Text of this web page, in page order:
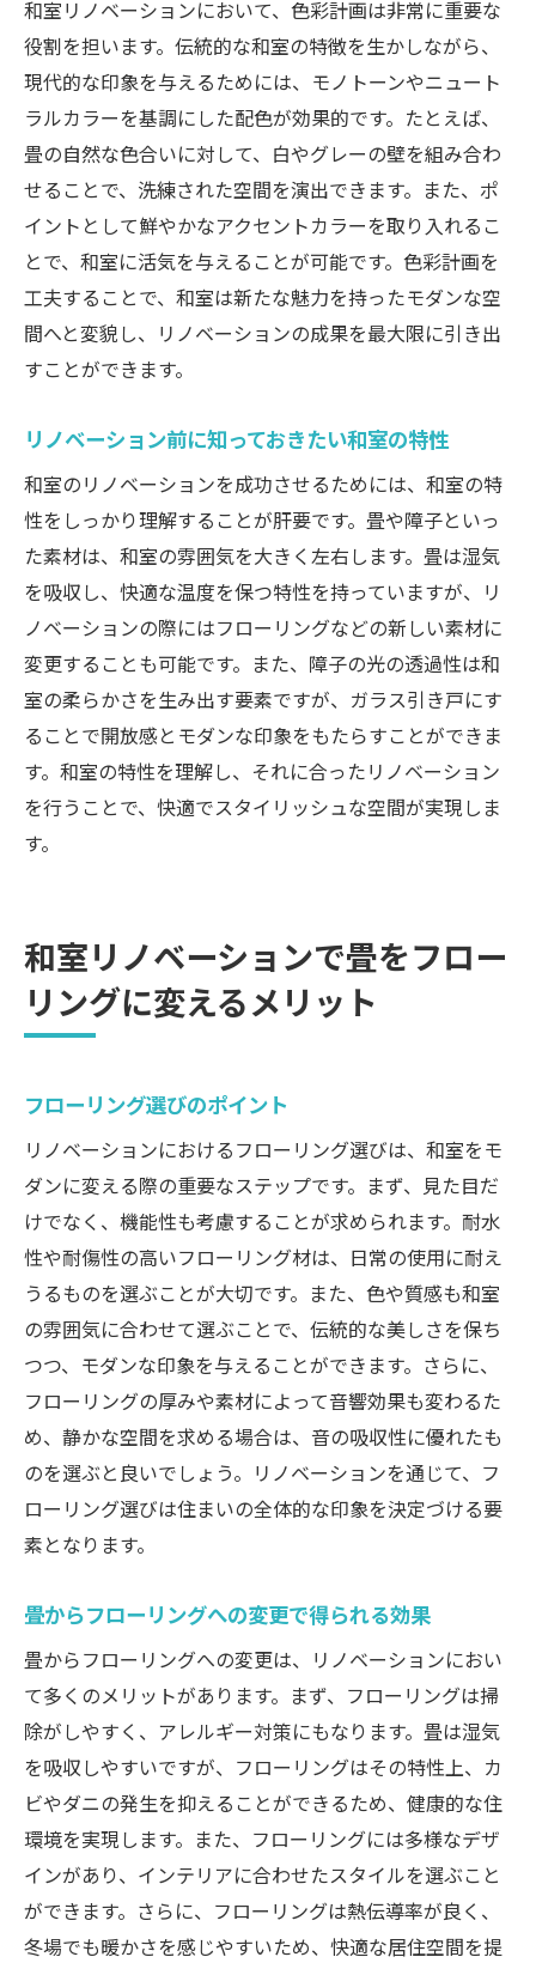
最新技術を駆使した和室の利便性
和室リノベーションの未来展望
和室リノベーションにおいて、色彩計画は非常に重要な
役割を担います。伝統的な和室の特徴を生かしながら、
現代的な印象を与えるためには、モノトーンやニュート
ラルカラーを基調にした配色が効果的です。たとえば、
畳の自然な色合いに対して、白やグレーの壁を組み合わ
せることで、洗練された空間を演出できます。また、ポ
イントとして鮮やかなアクセントカラーを取り入れるこ
とで、和室に活気を与えることが可能です。色彩計画を
工夫することで、和室は新たな魅力を持ったモダンな空
間へと変貌し、リノベーションの成果を最大限に引き出
すことができます。
リノベーション前に知っておきたい和室の特性
和室のリノベーションを成功させるためには、和室の特
性をしっかり理解することが肝要です。畳や障子といっ
た素材は、和室の雰囲気を大きく左右します。畳は湿気
を吸収し、快適な温度を保つ特性を持っていますが、リ
ノベーションの際にはフローリングなどの新しい素材に
変更することも可能です。また、障子の光の透過性は和
室の柔らかさを生み出す要素ですが、ガラス引き戸にす
ることで開放感とモダンな印象をもたらすことができま
す。和室の特性を理解し、それに合ったリノベーション
を行うことで、快適でスタイリッシュな空間が実現しま
す。
和室リノベーションで畳をフロー
リングに変えるメリット
フローリング選びのポイント
リノベーションにおけるフローリング選びは、和室をモ
ダンに変える際の重要なステップです。まず、見た目だ
けでなく、機能性も考慮することが求められます。耐水
性や耐傷性の高いフローリング材は、日常の使用に耐え
うるものを選ぶことが大切です。また、色や質感も和室
の雰囲気に合わせて選ぶことで、伝統的な美しさを保ち
つつ、モダンな印象を与えることができます。さらに、
フローリングの厚みや素材によって音響効果も変わるた
め、静かな空間を求める場合は、音の吸収性に優れたも
のを選ぶと良いでしょう。リノベーションを通じて、フ
ローリング選びは住まいの全体的な印象を決定づける要
素となります。
畳からフローリングへの変更で得られる効果
畳からフローリングへの変更は、リノベーションにおい
て多くのメリットがあります。まず、フローリングは掃
除がしやすく、アレルギー対策にもなります。畳は湿気
を吸収しやすいですが、フローリングはその特性上、カ
ビやダニの発生を抑えることができるため、健康的な住
環境を実現します。また、フローリングには多様なデザ
インがあり、インテリアに合わせたスタイルを選ぶこと
ができます。さらに、フローリングは熱伝導率が良く、
冬場でも暖かさを感じやすいため、快適な居住空間を提